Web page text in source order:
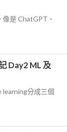
是 ChatGPT、
Day2 ML 及
learning分成三個